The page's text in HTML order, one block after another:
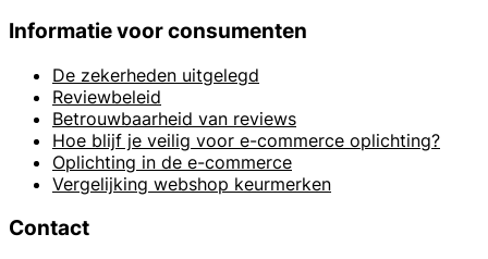
Informatie voor consumenten
De zekerheden uitgelegd
Reviewbeleid
Betrouwbaarheid van reviews
Hoe blijf je veilig voor e-commerce oplichting?
Oplichting in de e-commerce
Vergelijking webshop keurmerken
Contact